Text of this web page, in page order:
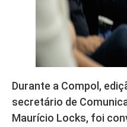
Durante a Compol,
secretário de
Maurício Locks, foi